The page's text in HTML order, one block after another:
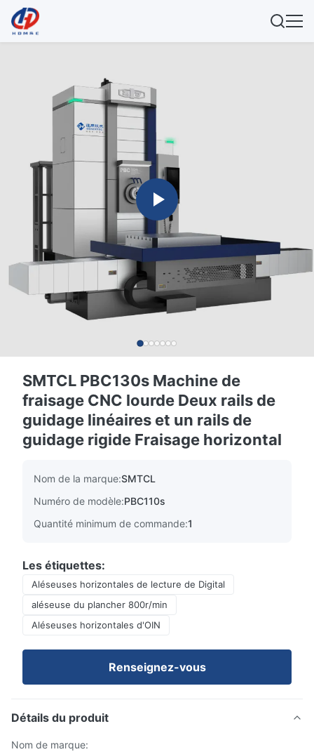
SMTCL PBC130s Machine de
fraisage CNC lourde Deux rails de
guidage linéaires et un rails de
guidage rigide Fraisage horizontal
Nom de la marque:SMTCL
Numéro de modèle:PBC110s
Quantité minimum de commande:1
Les étiquettes:
Aléseuses horizontales de lecture de Digital
aléseuse du plancher 800r/min
Aléseuses horizontales d'OIN
Renseignez-vous
Détails du produit
Nom de marque: